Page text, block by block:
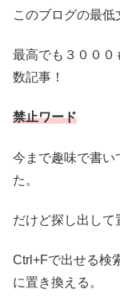
このブログの最低
最高でも３０００
数記事！
禁止ワード
今まで趣味で書い
た。
だけど探し出して
Ctrl+Fで出せる検
に置き換える。